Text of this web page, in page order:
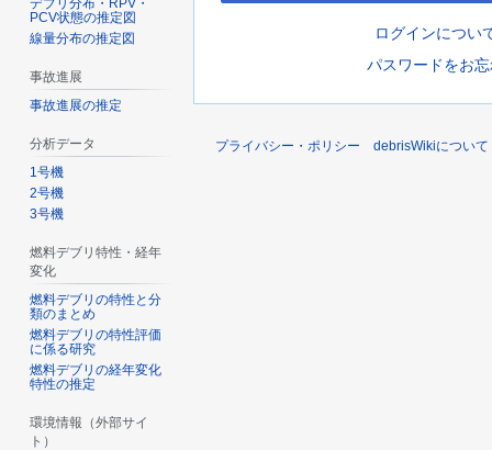
ログインについ
パスワードをお
デブリ分布・RPV・
PCV状態の推定図
線量分布の推定図
事故進展
事故進展の推定
分析データ
1号機
2号機
3号機
燃料デブリ特性・経年
変化
燃料デブリの特性と分
類のまとめ
燃料デブリの特性評価
に係る研究
燃料デブリの経年変化
特性の推定
環境情報（外部サイ
ト）
プライバシー・ポリシー debrisWikiについて